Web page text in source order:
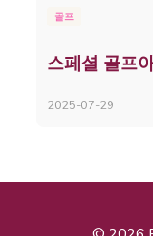
골프
스페셜 골프
2025-07-29